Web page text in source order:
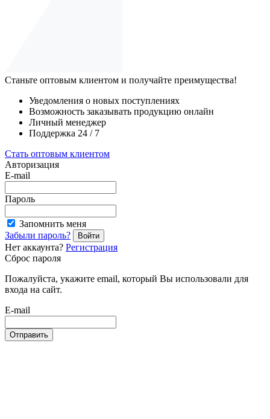
Станьте оптовым клиентом и получайте преимущества!
Уведомления о новых поступлениях
Возможность заказывать продукцию онлайн
Личный менеджер
Поддержка 24 / 7
Стать оптовым клиентом
Авторизация
E-mail
Пароль
Запомнить меня
Забыли пароль?
Войти
Нет аккаунта? Регистрация
Сброс пароля
Пожалуйста, укажите email, который Вы использовали для
входа на сайт.
E-mail
Отправить